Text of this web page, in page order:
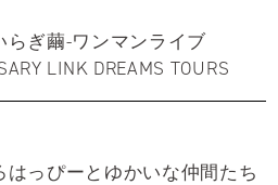
らぎ繭-ワンマンライブ
LINK DREAMS TOURS
はっぴーとゆかいな仲間たち